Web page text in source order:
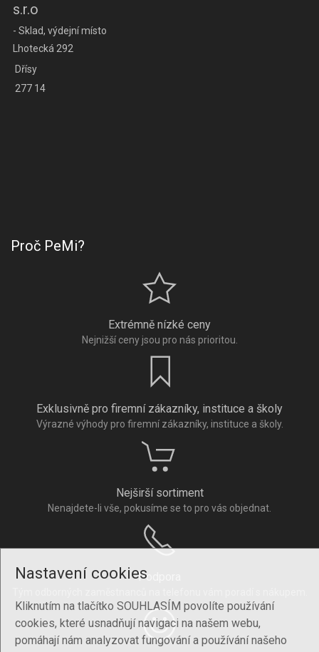
Nastavení cookies
Kliknutím na tlačítko SOUHLASÍM povolíte používání
cookies, které usnadňují navigaci na našem webu,
pomáhají nám analyzovat fungování a používání našeho
s.r.o
- Sklad, výdejní místo
Lhotecká 292
Dřísy
277 14
Proč PeMi?
Extrémně nízké ceny
Nejnižší ceny jsou pro nás prioritou.
Exklusivně pro firemní zákazníky, instituce a školy
Výrazné výhody pro firemní zákazníky, instituce a školy.
Nejširší sortiment
Nenajdete-li vše, pokusíme se to pro vás objednat.
Podpora